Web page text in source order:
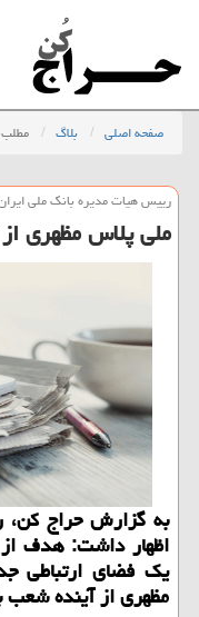
صفحه اصلی بلاگ مطلب
رییس هیات مدیره بانك ملی
ملی پلاس مظهری
به گزارش حراج کن،
اظهار داشت: هدف
یک فضای ارتباطی
مظهری از آینده شعب